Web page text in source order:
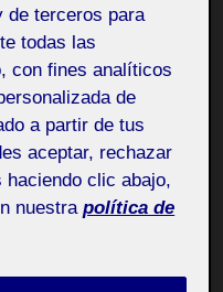
de terceros para
todas las
con fines analíticos
de
a partir de tus
aceptar, rechazar
clic abajo,
nuestra política de